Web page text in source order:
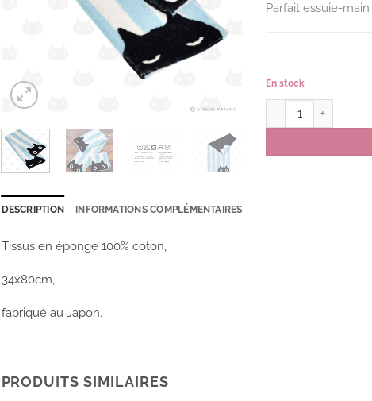
Parfait essuie-
En stock
DESCRIPTION INFORMATIONS COMPLÉMENTAIRES
Tissus en éponge 100% coton,
34x80cm,
fabriqué au Japon.
PRODUITS SIMILAIRES